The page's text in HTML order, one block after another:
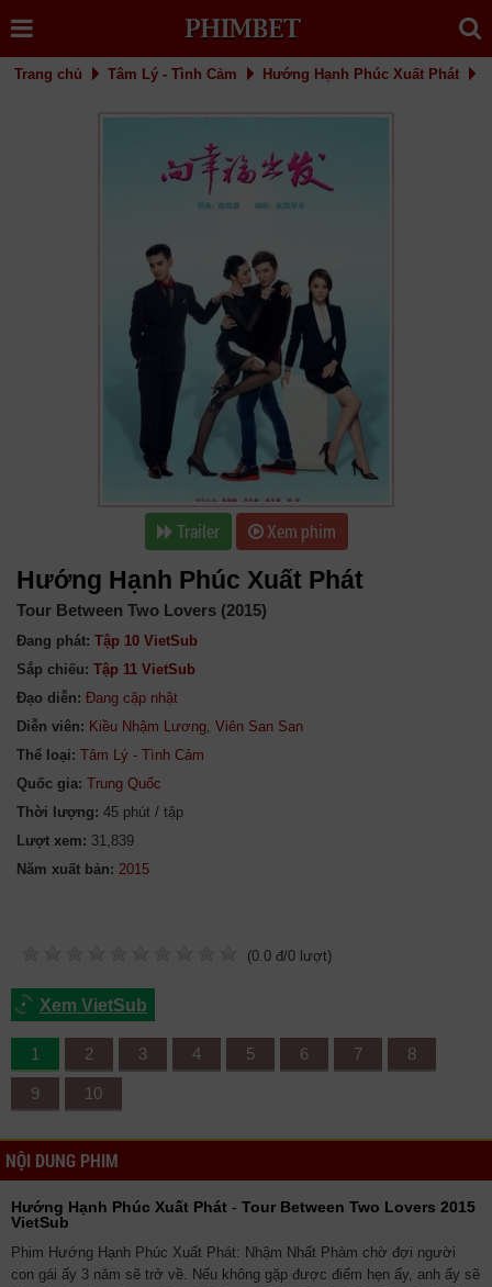
Trang chủ Tâm Lý - Tình Cảm Hướng Hạnh Phúc Xuất Phát
Trailer Xem phim
Hướng Hạnh Phúc Xuất Phát
Tour Between Two Lovers (2015)
Đang phát: Tập 10 VietSub
Sắp chiếu: Tập 11 VietSub
Đạo diễn: Đang cập nhật
Diễn viên: Kiều Nhậm Lương, Viên San San
Thể loại: Tâm Lý - Tình Cảm
Quốc gia: Trung Quốc
Thời lượng: 45 phút / tập
Lượt xem: 31,839
Năm xuất bản:
(0.0 đ/0 lượt)
Xem VietSub
1 2 3 4 5 6 7 8
9 10
NỘI DUNG PHIM
Hướng Hạnh Phúc Xuất Phát - Tour Between Two Lovers 2015
VietSub
Phim Hướng Hạnh Phúc Xuất Phát: Nhậm Nhất Phàm chờ đợi người
con gái ấy 3 năm sẽ trở về. Nếu không gặp được điểm hẹn ấy, anh ấy sẽ